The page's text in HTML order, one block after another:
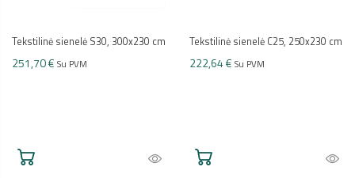
Tekstilinė sienelė S30, 300x230 cm
251,70 € Su PVM
Tekstilinė sienelė C25, 250x230 cm
222,64 € Su PVM